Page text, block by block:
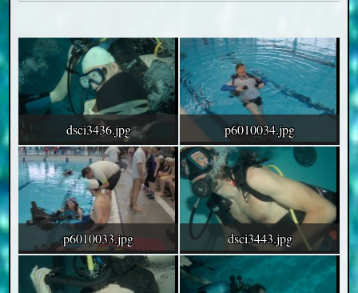
dsci3436.jpg p6010034.jpg
p6010033.jpg dsci3443.jpg